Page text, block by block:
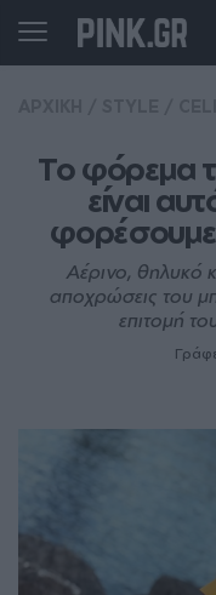
Το φόρεμα
είναι
φορέσουμε
Αέρινο, θηλυκό
αποχρώσεις του
επιτομή